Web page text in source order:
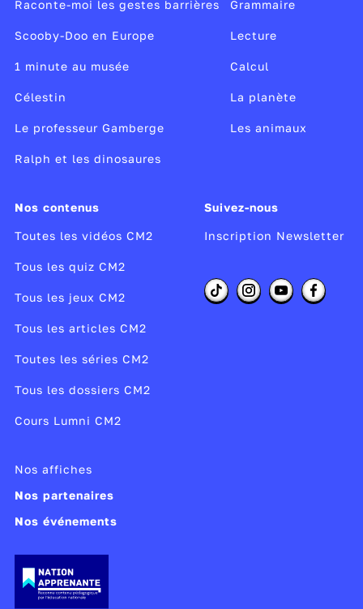
Raconte-moi les gestes barrières
Scooby-Doo en Europe
1 minute au musée
Célestin
Le professeur Gamberge
Ralph et les dinosaures
Grammaire
Lecture
Calcul
La planète
Les animaux
Nos contenus
Toutes les vidéos CM2
Tous les quiz CM2
Tous les jeux CM2
Tous les articles CM2
Toutes les séries CM2
Tous les dossiers CM2
Cours Lumni CM2
Suivez-nous
Inscription Newsletter
Nos affiches
Nos partenaires
Nos événements